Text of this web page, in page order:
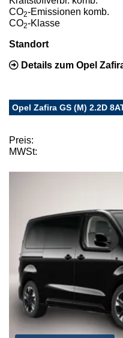
CO2-Emissionen komb.
CO2-Klasse
Standort
Details zum Opel
Opel Zafira GS (M) 2.2D
Preis:
MWSt: